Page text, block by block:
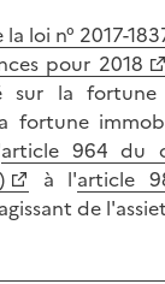
la loi n° 2017-
pour 2018
sur la fortune
fortune
article 964 du
à l'article
de